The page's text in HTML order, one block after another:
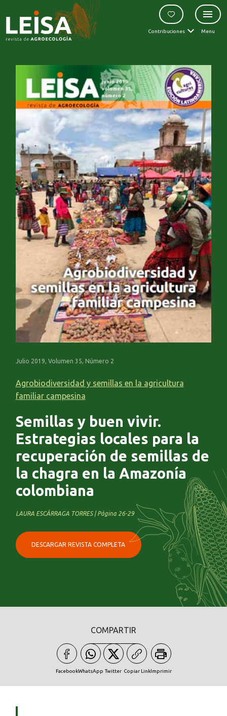
Contribuciones Menu
Julio 2019, Volumen 35, Número 2
Agrobiodiversidad y semillas en la agricultura
familiar campesina
Semillas y buen vivir.
Estrategias locales para la
recuperación de semillas de
la chagra en la Amazonía
colombiana
LAURA ESCÁRRAGA TORRES | Página 26-29
DESCARGAR REVISTA COMPLETA
COMPARTIR
FacebookWhatsApp Twitter Copiar LinkImprimir